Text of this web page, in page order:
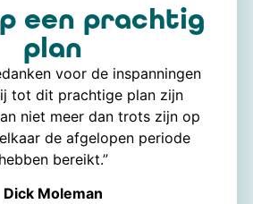
een prachtig
plan
voor de inspanningen
tot dit prachtige plan zijn
niet meer dan trots zijn op
de afgelopen periode
hebben bereikt.”
Dick Moleman